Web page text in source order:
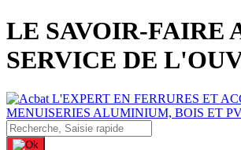
LE SAVOIR-FAIRE
SERVICE DE